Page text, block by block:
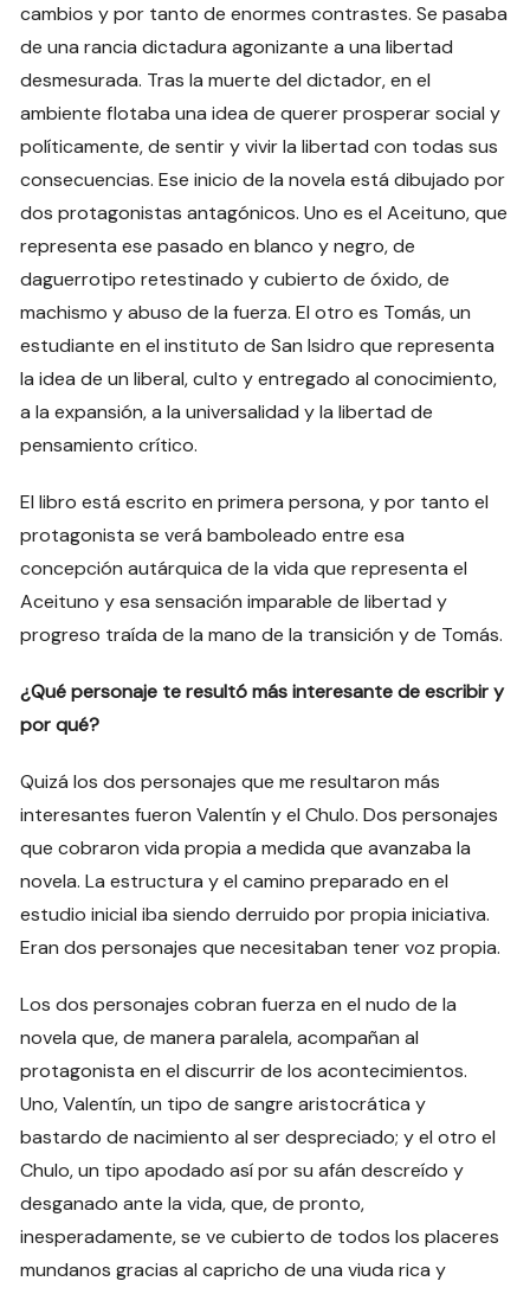
cambios y por tanto de enormes contrastes. Se pasaba
de una rancia dictadura agonizante a una libertad
desmesurada. Tras la muerte del dictador, en el
ambiente flotaba una idea de querer prosperar social y
políticamente, de sentir y vivir la libertad con todas sus
consecuencias. Ese inicio de la novela está dibujado por
dos protagonistas antagónicos. Uno es el Aceituno, que
representa ese pasado en blanco y negro, de
daguerrotipo retestinado y cubierto de óxido, de
machismo y abuso de la fuerza. El otro es Tomás, un
estudiante en el instituto de San Isidro que representa
la idea de un liberal, culto y entregado al conocimiento,
a la expansión, a la universalidad y la libertad de
pensamiento crítico.
El libro está escrito en primera persona, y por tanto el
protagonista se verá bamboleado entre esa
concepción autárquica de la vida que representa el
Aceituno y esa sensación imparable de libertad y
progreso traída de la mano de la transición y de Tomás.
¿Qué personaje te resultó más interesante de escribir y
por qué?
Quizá los dos personajes que me resultaron más
interesantes fueron Valentín y el Chulo. Dos personajes
que cobraron vida propia a medida que avanzaba la
novela. La estructura y el camino preparado en el
estudio inicial iba siendo derruido por propia iniciativa.
Eran dos personajes que necesitaban tener voz propia.
Los dos personajes cobran fuerza en el nudo de la
novela que, de manera paralela, acompañan al
protagonista en el discurrir de los acontecimientos.
Uno, Valentín, un tipo de sangre aristocrática y
bastardo de nacimiento al ser despreciado; y el otro el
Chulo, un tipo apodado así por su afán descreído y
desganado ante la vida, que, de pronto,
inesperadamente, se ve cubierto de todos los placeres
mundanos gracias al capricho de una viuda rica y